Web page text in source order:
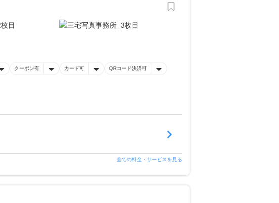
クーポン有 カード可 QRコード決済可
全ての料金・サービスを見る